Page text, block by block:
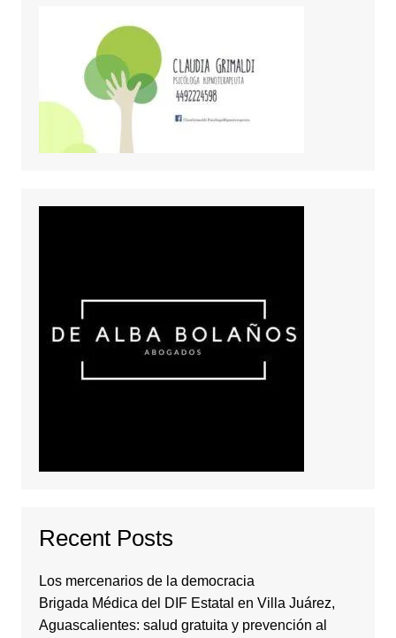
Recent Posts
Los mercenarios de la democracia
Brigada Médica del DIF Estatal en Villa Juárez,
Aguascalientes: salud gratuita y prevención al